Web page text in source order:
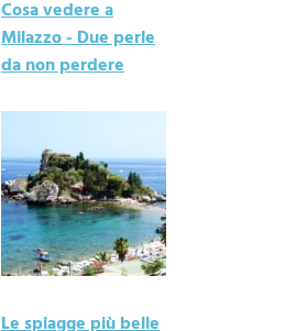
Cosa vedere a
Milazzo - Due perle
da non perdere
Le spiagge più belle